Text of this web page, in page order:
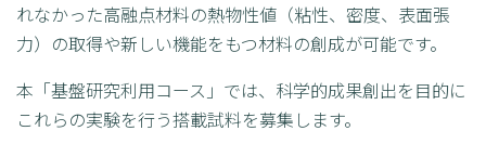
れなかった高融点材料の熱物性値（粘性、密度、表面張
力）の取得や新しい機能をもつ材料の創成が可能です。
本「基盤研究利用コース」では、科学的成果創出を目的に
これらの実験を行う搭載試料を募集します。